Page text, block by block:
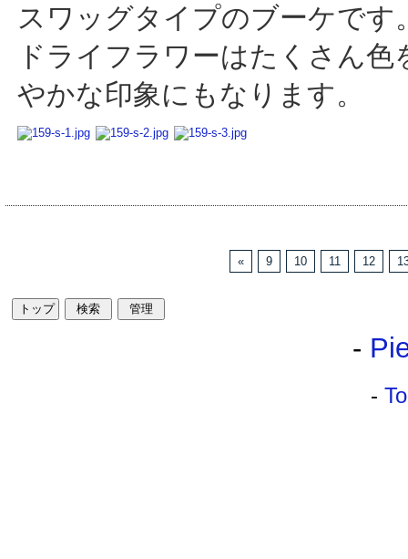
スワッグタイプのブーケです
ドライフラワーはたくさん
やかな印象にもなります。
« 9 10 11 12
-
-